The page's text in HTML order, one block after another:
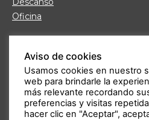
Oficina
Fábrica de Muebles
Nuestras tiendas
Trabaja con nosotros
Guía de compra
Formas de pago
Aviso de cookies
Usamos cookies en nuestro
web para brindarle la
más relevante recordando
preferencias y visitas
hacer clic en "Aceptar",